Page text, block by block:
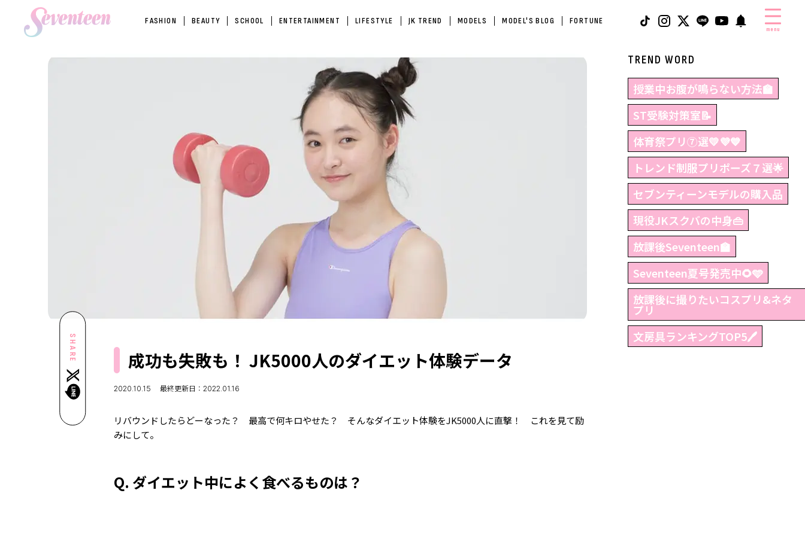
FASHION BEAUTY SCHOOL ENTERTAINMENT LIFESTYLE JK TREND MODELS MODEL'S BLOG FORTUNE
menu
SHARE 成功も失敗も！ JK5000人のダイエット体験データ
2020.10.15 最終更新日：2022.01.16
リバウンドしたらどーなった？ 最高で何キロやせた？ そんなダイエット体験をJK5000人に直撃！ これを見て励
みにして。
Q. ダイエット中によく食べるものは？
TREND WORD
授業中お腹が鳴らない方法🏫
ST受験対策室📝
体育祭プリ⑦選💛💜💙
トレンド制服プリポーズ７選🌟
セブンティーンモデルの購入品
現役JKスクバの中身👜
放課後Seventeen🏫
Seventeen夏号発売中🌻🩵
放課後に撮りたいコスプリ&ネタ
プリ
文房具ランキングTOP5🖊